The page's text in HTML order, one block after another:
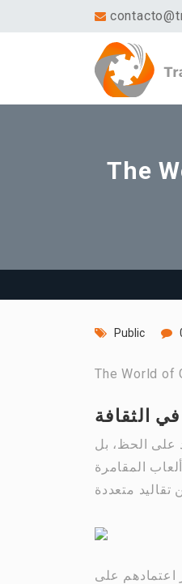
The
Public
The World of
الثقافة
على الحظ، بل
المقامرة
اعتمادهم على